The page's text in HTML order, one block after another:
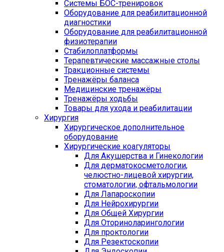
Системы БОС-тренировок
Оборудование для реабилитационной
диагностики
Оборудование для реабилитационной
физиотерапии
Стабилоплатформы
Терапевтические массажные столы
Тракционные системы
Тренажёры баланса
Медицинские тренажёры
Тренажёры ходьбы
Товары для ухода и реабилитации
Хирургия
Хирургическое дополнительное
оборудование
Хирургические коагуляторы
Для Акушерства и Гинекологии
Для дерматокосметологии,
челюстно-лицевой хирургии,
стоматологии, офтальмологии
Для Лапароскопии
Для Нейрохирургии
Для Общей Хирургии
Для Оториноларингологии
Для проктологии
Для Резектоскопии